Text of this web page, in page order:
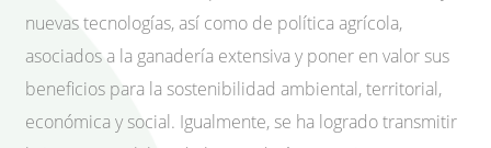
nuevas tecnologías, así como de política agrícola,
asociados a la ganadería extensiva y poner en valor sus
beneficios para la sostenibilidad ambiental, territorial,
económica y social. Igualmente, se ha logrado transmitir